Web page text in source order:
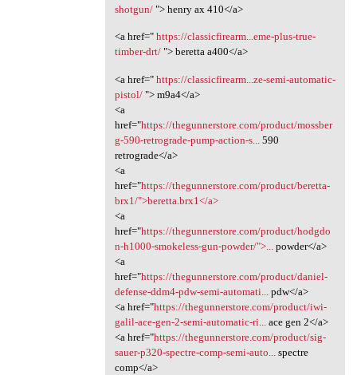
shotgun/"> henry ax 410</a>
<a href=" https://classicfirearm...eme-plus-true-
timber-drt/"> beretta a400</a>
<a href=" https://classicfirearm...ze-semi-automatic-
pistol/"> m9a4</a>
<a
href="https://thegunnerstore.com/product/mossber
g-590-retrograde-pump-action-s...
590
retrograde</a>
<a
href="https://thegunnerstore.com/product/beretta-
brx1/">beretta.brx1</a>
<a
href="https://thegunnerstore.com/product/hodgdo
n-h1000-smokeless-gun-powder/">...
powder</a>
<a
href="https://thegunnerstore.com/product/daniel-
defense-ddm4-pdw-semi-automati...
pdw</a>
<a href="https://thegunnerstore.com/product/iwi-
galil-ace-gen-2-semi-automatic-ri...
ace gen 2</a>
<a href="https://thegunnerstore.com/product/sig-
sauer-p320-spectre-comp-semi-auto...
spectre
comp</a>